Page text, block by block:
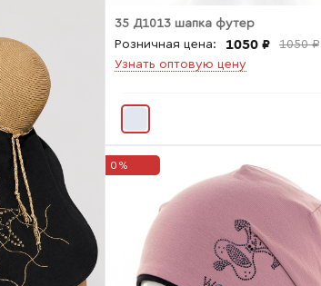
35 Д1013 шапка футер
Розничная цена:
1050 ₽
1050 ₽
Узнать оптовую цену
0%